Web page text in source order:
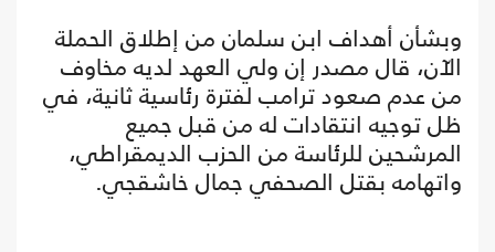
وبشأن أهداف ابن سلمان من إطلاق الحملة
الآن، قال مصدر إن ولي العهد لديه مخاوف
من عدم صعود ترامب لفترة رئاسية ثانية، في
ظل توجيه انتقادات له من قبل جميع
المرشحين للرئاسة من الحزب الديمقراطي،
واتهامه بقتل الصحفي جمال خاشقجي.